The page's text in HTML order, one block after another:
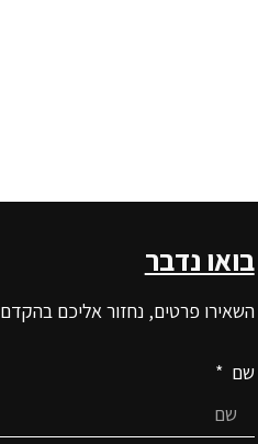
בואו נדבר
השאירו פרטים, נחזור אליכם בהקדם
שם